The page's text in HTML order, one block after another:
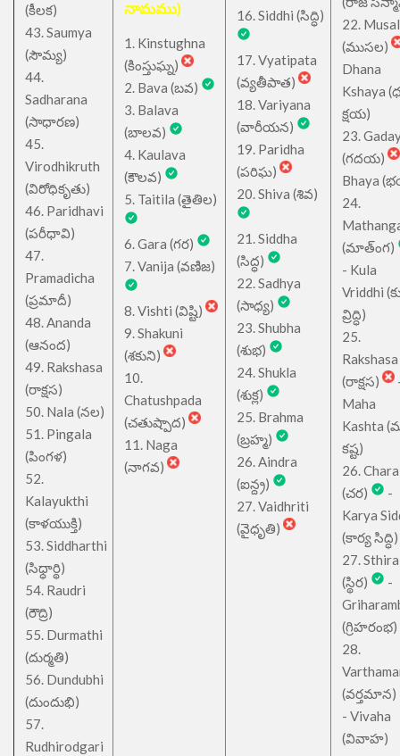
(కీలక)
43. Saumya
(సౌమ్య)
44.
Sadharana
(సాధారణ)
45.
Virodhikruth
(విరోధికృతు)
46. Paridhavi
(పరీధావి)
47.
Pramadicha
(ప్రమాదీ)
48. Ananda
(ఆనంద)
49. Rakshasa
(రాక్షస)
50. Nala (నల)
51. Pingala
(పింగళ)
52.
Kalayukthi
(కాళయుక్తి)
53. Siddharthi
(సిధ్ధార్థి)
54. Raudri
(రౌద్రి)
55. Durmathi
(దుర్మతి)
56. Dundubhi
(దుందుభి)
57.
Rudhirodgari
నామము)
1. Kinstughna
(కింస్తుఘ్న)
2. Bava (బవ)
3. Balava
(బాలవ)
4. Kaulava
(కౌలవ)
5. Taitila (తైతిల)
6. Gara (గర)
7. Vanija (వణిజ)
8. Vishti (విష్టి)
9. Shakuni
(శకుని)
10.
Chatushpada
(చతుష్పాద)
11. Naga
(నాగవ)
16. Siddhi (సిద్ధి)
17. Vyatipata
(వ్యతీపాత)
18. Variyana
(వారీయన)
19. Paridha
(పరిఘ)
20. Shiva (శివ)
21. Siddha
(సిద్ధ)
22. Sadhya
(సాధ్య)
23. Shubha
(శుభ)
24. Shukla
(శుక్ల)
25. Brahma
(బ్రహ్మ)
26. Aindra
(ఐన్ద్ర)
27. Vaidhriti
(వైధృతి)
22.
(ముసల)
Dhana
Kshaya
క్షయ)
23.
(గదయ)
Bhaya
24.
(మాత్ంగ)
- Kula
Vriddhi
వ్రిద్ధి)
25.
Rakshasa
(రాక్షస)
Maha
Kashta
కష్ట)
26. Chara
(చర)
-
Karya
(కార్య సిద్ధి)
27. Sthira
(స్థిర)
-
(గ్రిహరంభ)
28.
(వర్తమాన)
- Vivaha
(వివాహ)